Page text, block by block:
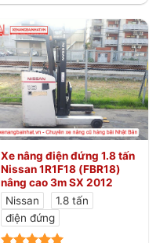
Xe nâng điện đứng 1.8 tấn
Nissan 1R1F18 (FBR18)
nâng cao 3m SX 2012
Nissan
1.8 tấn
điện đứng